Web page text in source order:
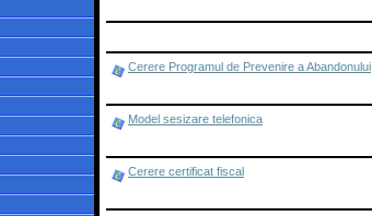
Cerere Programul de Prevenire a Abandonului
Model sesizare telefonica
Cerere certificat fiscal